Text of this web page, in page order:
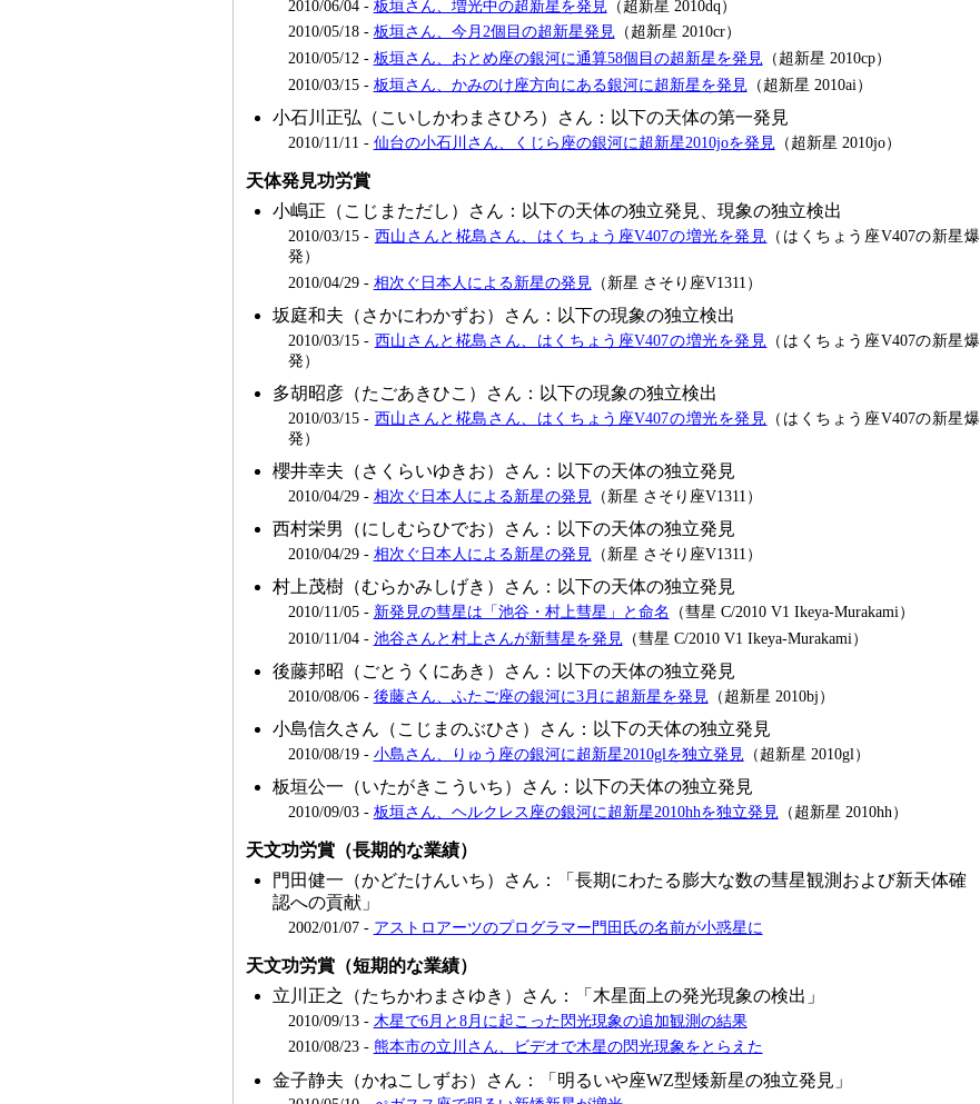
2010/06/04 - 板垣さん、増光中の超新星を発見 （超新星 2010dq）
2010/05/18 - 板垣さん、今月2個目の超新星発見（超新星 2010cr）
2010/05/12 - 板垣さん、おとめ座の銀河に通算58個目の超新星を発見 （超新星 2010cp）
2010/03/15 - 板垣さん、かみのけ座方向にある銀河に超新星を発見 （超新星 2010ai）
小石川正弘（こいしかわまさひろ）さん：以下の天体の第一発見
2010/11/11 - 仙台の小石川さん、くじら座の銀河に超新星2010joを発見 （超新星 2010jo）
天体発見功労賞
小嶋正（こじまただし）さん：以下の天体の独立発見、現象の独立検出
2010/03/15 - 西山さんと椛島さん、はくちょう座V407の増光を発見 （はくちょう座V407の新星爆
発）
2010/04/29 - 相次ぐ日本人による新星の発見 （新星 さそり座V1311）
坂庭和夫（さかにわかずお）さん：以下の現象の独立検出
2010/03/15 - 西山さんと椛島さん、はくちょう座V407の増光を発見 （はくちょう座V407の新星爆
発）
多胡昭彦（たごあきひこ）さん：以下の現象の独立検出
2010/03/15 - 西山さんと椛島さん、はくちょう座V407の増光を発見 （はくちょう座V407の新星爆
発）
櫻井幸夫（さくらいゆきお）さん：以下の天体の独立発見
2010/04/29 - 相次ぐ日本人による新星の発見 （新星 さそり座V1311）
西村栄男（にしむらひでお）さん：以下の天体の独立発見
2010/04/29 - 相次ぐ日本人による新星の発見 （新星 さそり座V1311）
村上茂樹（むらかみしげき）さん：以下の天体の独立発見
2010/11/05 - 新発見の彗星は「池谷・村上彗星」と命名 （彗星 C/2010 V1 Ikeya-Murakami）
2010/11/04 - 池谷さんと村上さんが新彗星を発見 （彗星 C/2010 V1 Ikeya-Murakami）
後藤邦昭（ごとうくにあき）さん：以下の天体の独立発見
2010/08/06 - 後藤さん、ふたご座の銀河に3月に超新星を発見 （超新星 2010bj）
小島信久さん（こじまのぶひさ）さん：以下の天体の独立発見
2010/08/19 - 小島さん、りゅう座の銀河に超新星2010glを独立発見 （超新星 2010gl）
板垣公一（いたがきこういち）さん：以下の天体の独立発見
2010/09/03 - 板垣さん、ヘルクレス座の銀河に超新星2010hhを独立発見 （超新星 2010hh）
天文功労賞（長期的な業績）
門田健一（かどたけんいち）さん：「長期にわたる膨大な数の彗星観測および新天体確
認への貢献」
2002/01/07 - アストロアーツのプログラマー門田氏の名前が小惑星に
天文功労賞（短期的な業績）
立川正之（たちかわまさゆき）さん：「木星面上の発光現象の検出」
2010/09/13 - 木星で6月と8月に起こった閃光現象の追加観測の結果
2010/08/23 - 熊本市の立川さん、ビデオで木星の閃光現象をとらえた
金子静夫（かねこしずお）さん：「明るいや座WZ型矮新星の独立発見」